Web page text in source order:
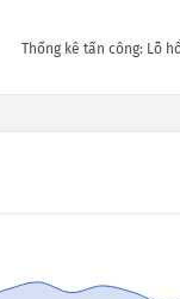
Thống kê tấn công: Lỗ